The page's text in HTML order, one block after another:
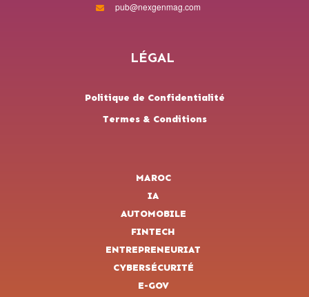
pub@nexgenmag.com
LÉGAL
Politique de Confidentialité
Termes & Conditions
MAROC
IA
AUTOMOBILE
FINTECH
ENTREPRENEURIAT
CYBERSÉCURITÉ
E-GOV